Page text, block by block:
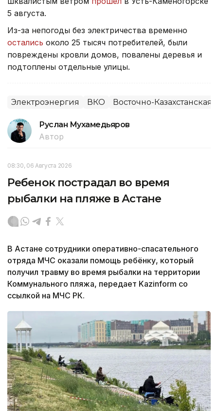
5 августа.
Из-за непогоды без электричества временно
остались около 25 тысяч потребителей, были
повреждены кровли домов, повалены деревья и
подтоплены отдельные улицы.
Электроэнергия ВКО Восточно-Казахстанская
Руслан Мухамедьяров
Автор
08:30, 06 Августа 2026
Ребенок пострадал во время
рыбалки на пляже в Астане
В Астане сотрудники оперативно-спасательного
отряда МЧС оказали помощь ребёнку, который
получил травму во время рыбалки на территории
Коммунального пляжа, передает Kazinform со
ссылкой на МЧС РК.